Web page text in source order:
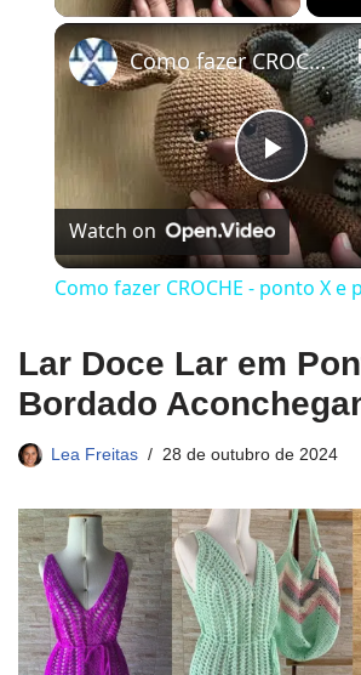
Play
Como fazer CROCHE - ponto X e ponto V
Watch on
Como fazer CROCHE - ponto X e
Lar Doce Lar em
Bordado
Lea Freitas 28 de outubro de 2024